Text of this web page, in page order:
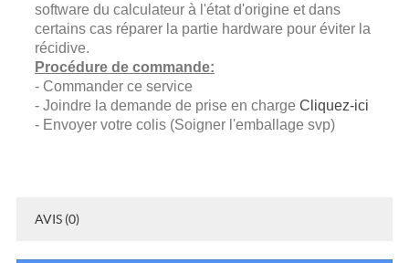
software du calculateur à l'état d'origine et dans
certains cas réparer la partie hardware pour éviter la
récidive.
Procédure de commande:
- Commander ce service
- Joindre la demande de prise en charge Cliquez-ici
- Envoyer votre colis (Soigner l'emballage svp)
AVIS (0)